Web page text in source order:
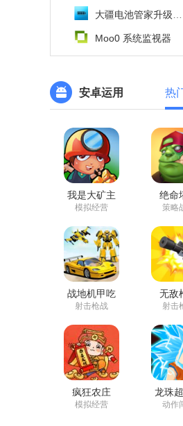
大疆电池管家升级软件(DJI Chargin Hub)
Moo0 系统监视器
安卓运用 热
我是大矿主
模拟经营
绝命
策略
战地机甲吃
鸡
射击枪战
无敌
射击
疯狂农庄
模拟经营
龙珠
斗
动作